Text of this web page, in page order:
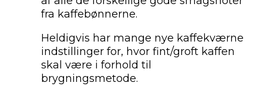
fra kaffebønnerne.
Heldigvis har mange nye kaffekværne
indstillinger for, hvor fint/groft kaffen
skal være i forhold til
brygningsmetode.